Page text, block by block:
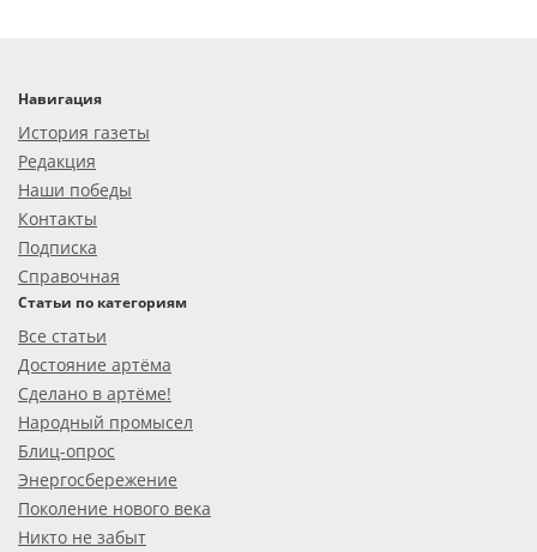
Навигация
История газеты
Редакция
Наши победы
Контакты
Подписка
Справочная
Статьи по категориям
Все статьи
Достояние артёма
Сделано в артёме!
Народный промысел
Блиц-опрос
Энергосбережение
Поколение нового века
Никто не забыт